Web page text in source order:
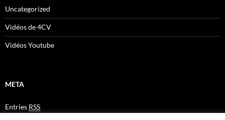
Uncategorized
Vidéos de 4CV
Vidéos Youtube
META
Entries RSS
CommentsRSS